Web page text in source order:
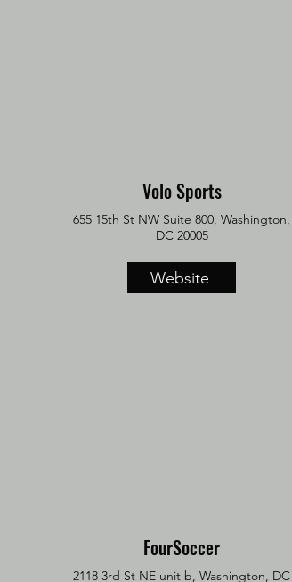
Volo Sports
655 15th St NW Suite 800, Washington,
DC 20005
Website
FourSoccer
2118 3rd St NE unit b, Washington, DC